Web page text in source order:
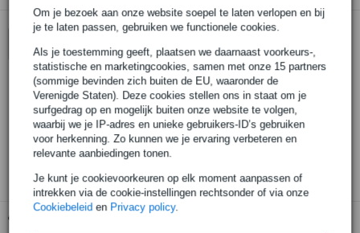
Om je bezoek aan onze website soepel te laten verlopen en bij
je te laten passen, gebruiken we functionele cookies.
Als je toestemming geeft, plaatsen we daarnaast voorkeurs-,
statistische en marketingcookies, samen met onze 15 partners
(sommige bevinden zich buiten de EU, waaronder de
Verenigde Staten). Deze cookies stellen ons in staat om je
surfgedrag op en mogelijk buiten onze website te volgen,
waarbij we je IP-adres en unieke gebruikers-ID’s gebruiken
voor herkenning. Zo kunnen we je ervaring verbeteren en
relevante aanbiedingen tonen.
Je kunt je cookievoorkeuren op elk moment aanpassen of
intrekken via de cookie-instellingen rechtsonder of via onze
Cookiebeleid en Privacy policy.
In winkelwagen
Bestel voor 23:00 = morgen in huis
30 dagen 'niet goed geld terug' garantie
3 jaar Bax Music garantie